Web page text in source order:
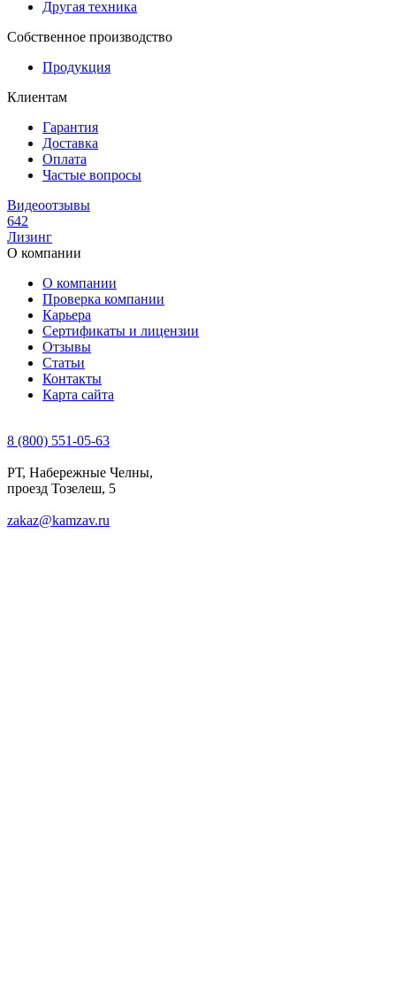
Другая техника
Собственное производство
Продукция
Клиентам
Гарантия
Доставка
Оплата
Частые вопросы
Видеоотзывы
642
Лизинг
О компании
О компании
Проверка компании
Карьера
Сертификаты и лицензии
Отзывы
Статьи
Контакты
Карта сайта
8 (800) 551-05-63
РТ, Набережные Челны,
проезд Тозелеш, 5
zakaz@kamzav.ru